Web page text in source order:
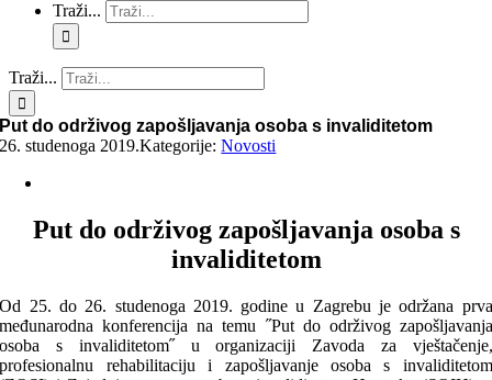
Traži...
Traži...
Put do održivog zapošljavanja osoba s invaliditetom
26. studenoga 2019.Kategorije:Novosti
Put do održivog zapošljavanja osoba s
invaliditetom
Od 25. do 26. studenoga 2019. godine u Zagrebu je održana prva
međunarodna konferencija na temu ˝Put do održivog zapošljavanja
osoba s invaliditetom˝ u organizaciji Zavoda za vještačenje,
profesionalnu rehabilitaciju i zapošljavanje osoba s invaliditetom